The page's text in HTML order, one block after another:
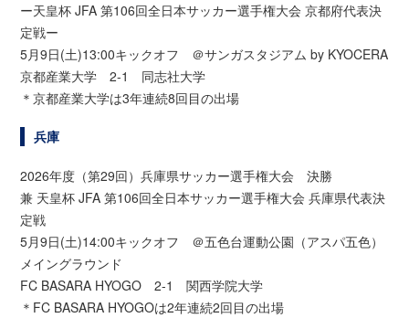
ー天皇杯 JFA 第106回全日本サッカー選手権大会 京都府代表決
定戦ー
5月9日(土)13:00キックオフ ＠サンガスタジアム by KYOCERA
京都産業大学 2-1 同志社大学
＊京都産業大学は3年連続8回目の出場
兵庫
2026年度（第29回）兵庫県サッカー選手権大会 決勝
兼 天皇杯 JFA 第106回全日本サッカー選手権大会 兵庫県代表決
定戦
5月9日(土)14:00キックオフ ＠五色台運動公園（アスパ五色）
メイングラウンド
FC BASARA HYOGO 2-1 関西学院大学
＊FC BASARA HYOGOは2年連続2回目の出場